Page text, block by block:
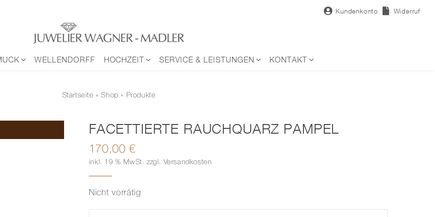
Kundenkonto Widerruf
WELLENDORFF HOCHZEIT SERVICE & LEISTUNGEN KONTAKT
Startseite »Shop » Produkte
FACETTIERTE RAUCHQUARZ PAMPEL
170,00€
inkl. 19 % MwSt. zzgl. Versandkosten
Nicht vorrätig